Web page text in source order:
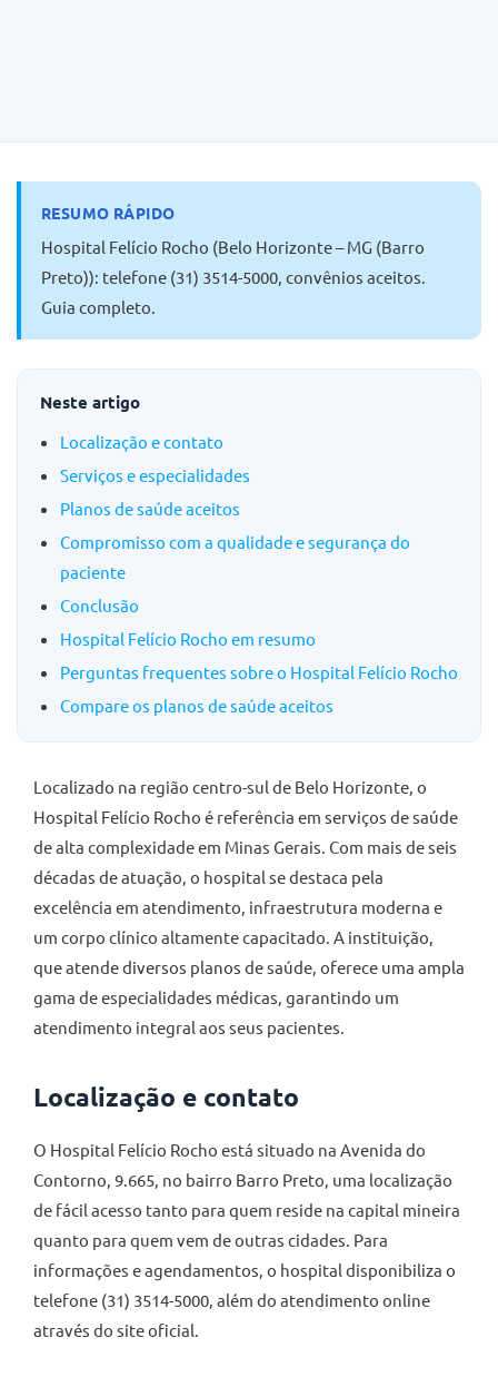
RESUMO RÁPIDO
Hospital Felício Rocho (Belo Horizonte – MG (Barro
Preto)): telefone (31) 3514-5000, convênios aceitos.
Guia completo.
Neste artigo
Localização e contato
Serviços e especialidades
Planos de saúde aceitos
Compromisso com a qualidade e segurança do
paciente
Conclusão
Hospital Felício Rocho em resumo
Perguntas frequentes sobre o Hospital Felício Rocho
Compare os planos de saúde aceitos
Localizado na região centro-sul de Belo Horizonte, o
Hospital Felício Rocho é referência em serviços de saúde
de alta complexidade em Minas Gerais. Com mais de seis
décadas de atuação, o hospital se destaca pela
excelência em atendimento, infraestrutura moderna e
um corpo clínico altamente capacitado. A instituição,
que atende diversos planos de saúde, oferece uma ampla
gama de especialidades médicas, garantindo um
atendimento integral aos seus pacientes.
Localização e contato
O Hospital Felício Rocho está situado na Avenida do
Contorno, 9.665, no bairro Barro Preto, uma localização
de fácil acesso tanto para quem reside na capital mineira
quanto para quem vem de outras cidades. Para
informações e agendamentos, o hospital disponibiliza o
telefone (31) 3514-5000, além do atendimento online
através do site oficial.